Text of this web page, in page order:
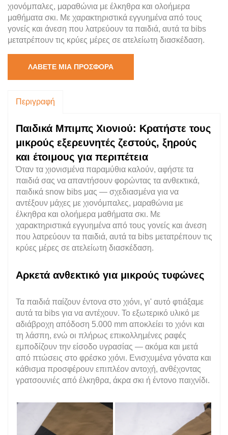
χιονόμπαλες, μαραθώνια με έλκηθρα και ολοήμερα
μαθήματα σκι. Με χαρακτηριστικά εγγυημένα από τους
γονείς και άνεση που λατρεύουν τα παιδιά, αυτά τα bibs
μετατρέπουν τις κρύες μέρες σε ατελείωτη διασκέδαση.
ΛΆΒΕΤΕ ΜΙΑ ΠΡΟΣΦΟΡΆ
Περιγραφή
Παιδικά Μπιμπς Χιονιού: Κρατήστε τους
μικρούς εξερευνητές ζεστούς, ξηρούς
και έτοιμους για περιπέτεια
Όταν τα χιονισμένα παραμύθια καλούν, αφήστε τα
παιδιά σας να απαντήσουν φορώντας τα ανθεκτικά,
παιδικά snow bibs μας — σχεδιασμένα για να
αντέξουν μάχες με χιονόμπαλες, μαραθώνια με
έλκηθρα και ολοήμερα μαθήματα σκι. Με
χαρακτηριστικά εγγυημένα από τους γονείς και άνεση
που λατρεύουν τα παιδιά, αυτά τα bibs μετατρέπουν τις
κρύες μέρες σε ατελείωτη διασκέδαση.
Αρκετά ανθεκτικό για μικρούς τυφώνες
Τα παιδιά παίζουν έντονα στο χιόνι, γι' αυτό φτιάξαμε
αυτά τα bibs για να αντέχουν. Το εξωτερικό υλικό με
αδιάβροχη απόδοση 5.000 mm αποκλείει το χιόνι και
τη λάσπη, ενώ οι πλήρως επικολλημένες ραφές
εμποδίζουν την είσοδο υγρασίας — ακόμα και μετά
από πτώσεις στο φρέσκο χιόνι. Ενισχυμένα γόνατα και
κάθισμα προσφέρουν επιπλέον αντοχή, ανθέχοντας
γρατσουνιές από έλκηθρα, άκρα σκι ή έντονο παιχνίδι.